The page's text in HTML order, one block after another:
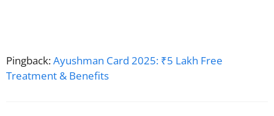
Pingback:Ayushman Card 2025: ₹5 Lakh Free
Treatment & Benefits